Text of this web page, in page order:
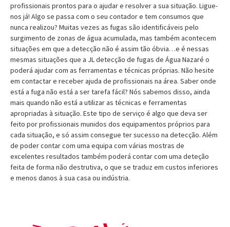
profissionais prontos para o ajudar e resolver a sua situação. Ligue-
nos já! Algo se passa com o seu contador e tem consumos que
nunca realizou? Muitas vezes as fugas são identificáveis pelo
surgimento de zonas de água acumulada, mas também acontecem
situações em que a detecção não é assim tão óbvia…e é nessas
mesmas situações que a JL detecção de fugas de Água Nazaré o
poderá ajudar com as ferramentas e técnicas próprias. Não hesite
em contactar e receber ajuda de profissionais na área. Saber onde
está a fuga não está a ser tarefa fácil? Nós sabemos disso, ainda
mais quando não está a utilizar as técnicas e ferramentas
apropriadas à situação. Este tipo de serviço é algo que deva ser
feito por profissionais munidos dos equipamentos próprios para
cada situação, e só assim consegue ter sucesso na detecção. Além
de poder contar com uma equipa com várias mostras de
excelentes resultados também poderá contar com uma deteção
feita de forma não destrutiva, o que se traduz em custos inferiores
e menos danos à sua casa ou indústria.